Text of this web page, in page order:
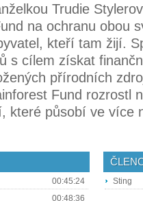
Trudie
na ochranu obou
kteří tam žijí.
s cílem získat
přírodních
Fund rozrostl
které působí ve více
00:45:24
00:48:36
Sting